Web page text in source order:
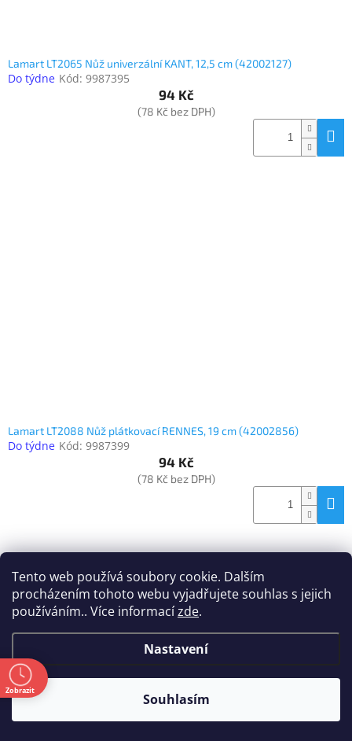
Tento web používá soubory cookie. Dalším
procházením tohoto webu vyjadřujete souhlas s jejich
používáním.. Více informacízde.
Nastavení
Souhlasím
Lamart LT2065 Nůž univerzální KANT, 12,5 cm (42002127)
Do týdne Kód: 9987395
94 Kč
(78 Kč bez DPH)
Lamart LT2088 Nůž plátkovací RENNES, 19 cm (42002856)
Do týdne Kód: 9987399
94 Kč
(78 Kč bez DPH)
Zobrazit